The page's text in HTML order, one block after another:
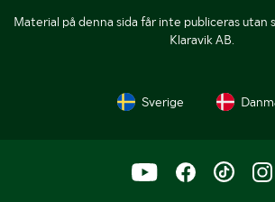
Material på denna sida får inte publiceras
Klaravik AB.
Sverige